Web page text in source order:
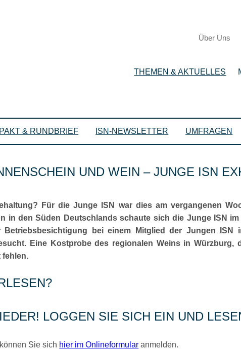
Über Uns
THEMEN & AKTUELLES
& RUNDBRIEF ISN-NEWSLETTER UMFRAGEN
UND WEIN – JUNGE ISN
Für die Junge ISN war dies am vergangenen
in den Süden Deutschlands schaute sich die Junge ISN
Betriebsbesichtigung bei einem Mitglied der Jungen ISN
Eine Kostprobe des regionalen Weins in Würzburg,
fehlen.
LOGGEN SIE SICH EIN UND
Sie sich hier im Onlineformular anmelden.